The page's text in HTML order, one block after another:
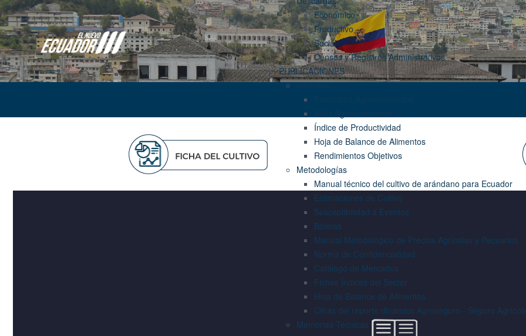
Económico
Productivo
Social
Censos y Registros Administrativos
PUBLICACIONES
Informes
Índice de Productividad
Hoja de Balance de Alimentos
Rendimientos Objetivos
Metodologías
Manual técnico del cultivo de arándano para Ecuador
Estimaciones de Cultivo
Susceptibilidad a Eventos
Boletas
Manual Metodológico de Precios Agrícolas y Pecuarios
Norma de Confidencialidad
Catálogo de Mercados
Fichas Índices del Sector
Hoja de Balance de Alimentos
Cifras del reporte dinámico Agroseguro - Seguro
Memorias Técnicas